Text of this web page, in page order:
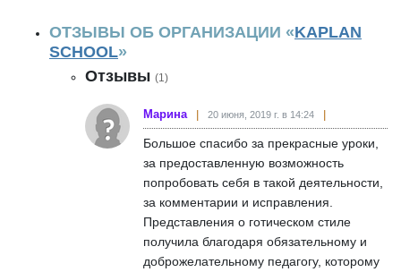
ОТЗЫВЫ ОБ ОРГАНИЗАЦИИ «KAPLAN
SCHOOL»
Отзывы (1)
Марина 20 июня, 2019 г. в 14:24
Большое спасибо за прекрасные уроки,
за предоставленную возможность
попробовать себя в такой деятельности,
за комментарии и исправления.
Представления о готическом стиле
получила благодаря обязательному и
доброжелательному педагогу, которому